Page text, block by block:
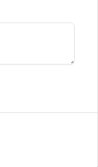
fritas
ideales para
fritas
de guacamole